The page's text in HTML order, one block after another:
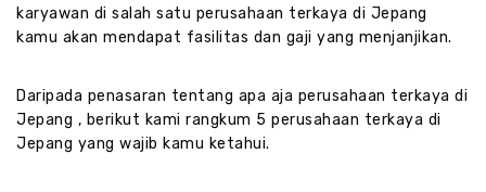
karyawan di salah satu perusahaan terkaya di Jepang
kamu akan mendapat fasilitas dan gaji yang menjanjikan.
Daripada penasaran tentang apa aja perusahaan terkaya di
Jepang , berikut kami rangkum 5 perusahaan terkaya di
Jepang yang wajib kamu ketahui.